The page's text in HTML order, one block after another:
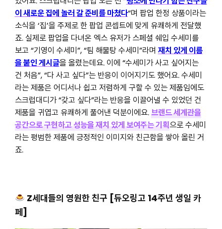
이 새로운 집에 놀러 갈 준비를 마쳤다“며 팝업 한정 상품이라는
소식을 ‘집’을 주제로 한 팝업 콘셉트에 맞게 유쾌하게 전달했
죠. 실제로 팝업을 다녀온 엑스 유저가 스페셜 쉐입 수세미를
보고 “기영이 수세미”, “팀 해물탕 수세미”라며 재치 있게 이름
을 붙인 게시글을 올렸는데요. 이에 “수세미가 사고 싶어지는
건 처음”, “다 사고 싶다”는 반응이 이어지기도 했어요. 수세미
라는 제품은 어디서나 쉽고 저렴하게 구할 수 있는 제품임에도
스크럽대디가 “갖고 싶다”라는 반응을 이끌어낼 수 있었던 건
제품을 귀엽고 유쾌하게 풀어낸 덕분이에요.브랜드 세계관을
공간으로 구현하고 성능을 재치 있게 보여주는 기획으로 수세미
라는 평범한 제품에 긍정적인 이미지와 친근함을 쌓아 올린 거
죠.
Z세대들의 영원한 친구 [듀오링고 14주년 생일 카
페]